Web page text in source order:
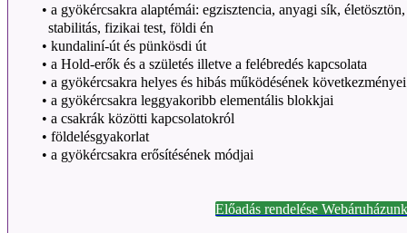
• a gyökércsakra alaptémái: egzisztencia, anyagi sík,
stabilitás, fizikai test, földi én
• kundaliní-út és pünkösdi út
• a Hold-erők és a születés illetve a felébredés kapcsolata
• a gyökércsakra helyes és hibás működésének következményei
• a gyökércsakra leggyakoribb elementális blokkjai
• a csakrák közötti kapcsolatokról
• földelésgyakorlat
• a gyökércsakra erősítésének módjai
Előadás rendelése